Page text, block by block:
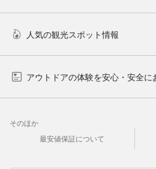
人気の観光スポット情報
アウトドアの体験を安心・安全
そのほか
最安値保証について